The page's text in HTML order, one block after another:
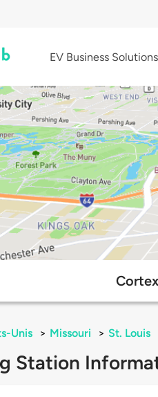
EV Business Solutions
Unis > Missouri > St. Louis
Station